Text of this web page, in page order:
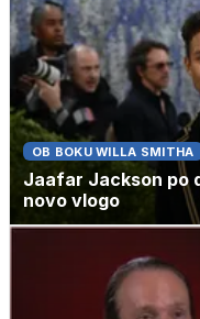
OB BOKU WILLA SMITHA
Jaafar Jackson po
novo vlogo